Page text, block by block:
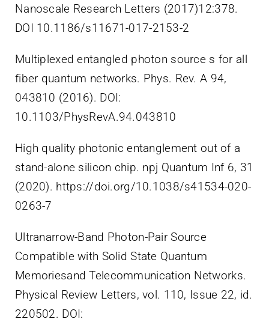
Nanoscale Research Letters (2017)12:378.
DOI 10.1186/s11671-017-2153-2
Multiplexed entangled photon source s for all
fiber quantum networks. Phys. Rev. A 94,
043810 (2016). DOI:
10.1103/PhysRevA.94.043810
High quality photonic entanglement out of a
stand-alone silicon chip. npj Quantum Inf 6, 31
(2020). https://doi.org/10.1038/s41534-020-
0263-7
Ultranarrow-Band Photon-Pair Source
Compatible with Solid State Quantum
Memoriesand Telecommunication Networks.
Physical Review Letters, vol. 110, Issue 22, id.
220502. DOI: